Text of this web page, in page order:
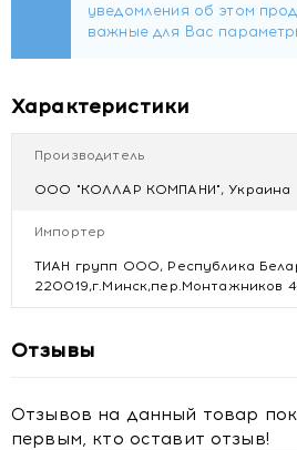
Характеристики
Производитель
ООО "КОЛЛАР КОМПАНИ", Украина
Импортер
ТИАН групп ООО, Республика
220019,г.Минск,пер.Монтажников
Отзывы
Отзывов на данный товар
первым, кто оставит отзыв!